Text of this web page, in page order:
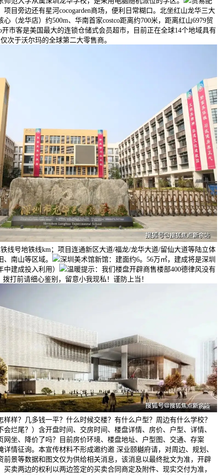
项目旁边还有星河cocogarden商场，便利日常糊口。北坐红山龙华三大
（龙华店）约500m、华南首家costco距离约700米，距离红山6979贸
开市客是美国最大的连锁仓储式会员超市，目前正在全球14个地域具有
次于沃尔玛的全球第二大零售商。
线号地铁线km；项目连通新区大道/福龙/龙华大道/留仙大道等陆立体
南山等区域。
深圳美术馆新馆：建面约6。56万㎡，建成将是深圳
中建成投入利用）
温暖提示：我们楼盘开辟商售楼部400德律风没有
打前请细心鉴别，留意小我现私！谨防上当！
样？几多钱一平？什么时候交楼？有什么户型？周边有什么学校？
烂尾？）含开盘时间、交房时间、楼盘详情、房价、户型、详情、
网坐、降价了吗？目前房价环境、楼盘地址、户型图、交通、存案
情征询。本宣传材料不形成邀约邀 深业颐樾府请，对周边、规划、
前景等数据和图文仅为供给相关消息，该消息以最终批文为准，开辟
卖两边的权利以两边签定的买卖合同商定及附件、现实交付为准，